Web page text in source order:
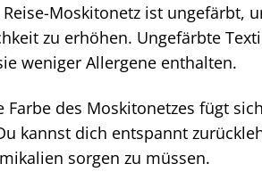
Reise-Moskitonetz ist
zu erhöhen. Ungefärbte
weniger Allergene enthalten.
Farbe des Moskitonetzes fügt
kannst dich entspannt
sorgen zu müssen.